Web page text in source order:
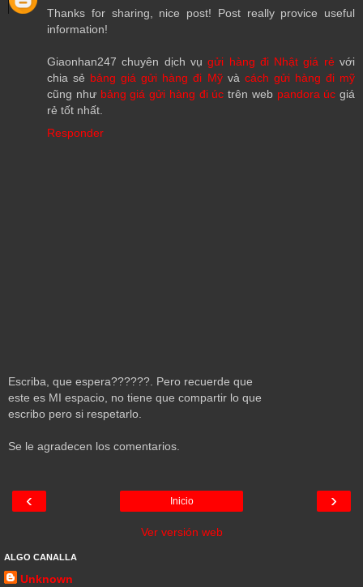
Thanks for sharing, nice post! Post really provice useful
information!
Giaonhan247 chuyên dịch vụgửi hàng đi Nhật giá rẻvới
chia sẻ bảng giá gửi hàng đi Mỹvà cách gửi hàng đi mỹ
cũng như bảng giá gửi hàng đi úc trên web pandora úc giá
rẻ tốt nhất.
Responder
Escriba, que espera??????. Pero recuerde que
este es MI espacio, no tiene que compartir lo que
escribo pero si respetarlo.
Se le agradecen los comentarios.
‹ ›
Inicio
Ver versión web
ALGO CANALLA
Unknown